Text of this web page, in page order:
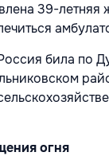
39-летняя
била по
огня